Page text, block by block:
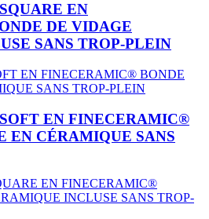
EN
DE VIDAGE
SANS TROP-PLEIN
EN FINECERAMIC®
EN CÉRAMIQUE SANS